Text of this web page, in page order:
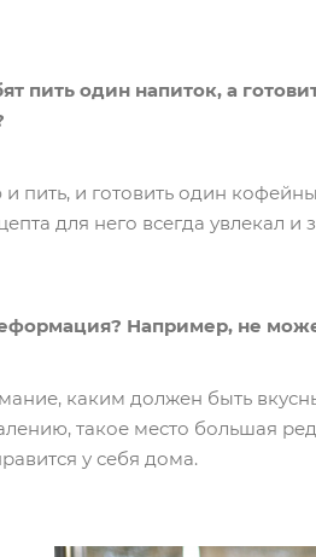
пить один напиток, а
и пить, и готовить один
для него всегда увлекал
Например, не
каким должен быть
такое место большая
у себя дома.